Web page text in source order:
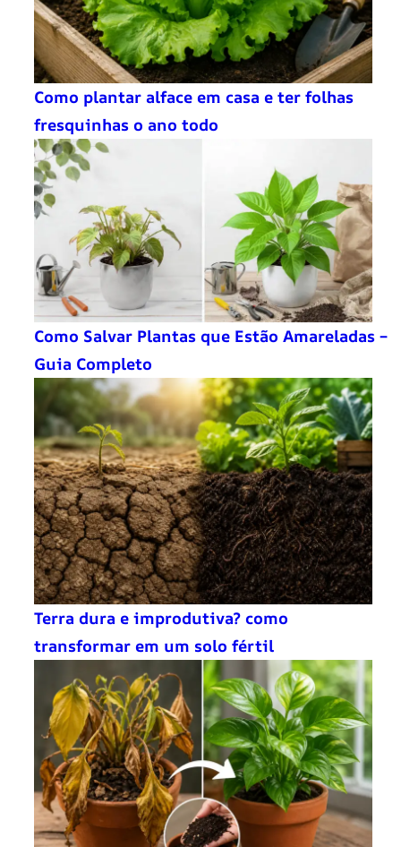
Como plantar alface em casa e ter folhas
fresquinhas o ano todo
Como Salvar Plantas que Estão Amareladas –
Guia Completo
Terra dura e improdutiva? como
transformar em um solo fértil